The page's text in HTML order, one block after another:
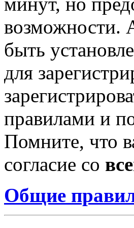
возможности.
быть
для
правилами и
Помните, что
согласие со
Общие